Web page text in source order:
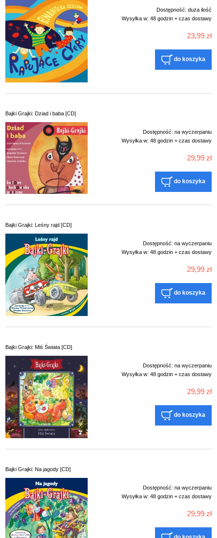
Dostępność: duża ilość
Wysyłka w: 48 godzin + czas dostawy
23,99 zł
do koszyka
Bajki Grajki: Dziad i baba [CD]
Dostępność: na wyczerpaniu
Wysyłka w: 48 godzin + czas dostawy
29,99 zł
do koszyka
Bajki Grajki: Leśny rajd [CD]
Dostępność: na wyczerpaniu
Wysyłka w: 48 godzin + czas dostawy
29,99 zł
do koszyka
Bajki Grajki: Miś Świata [CD]
Dostępność: na wyczerpaniu
Wysyłka w: 48 godzin + czas dostawy
29,99 zł
do koszyka
Bajki Grajki: Na jagody [CD]
Dostępność: na wyczerpaniu
Wysyłka w: 48 godzin + czas dostawy
29,99 zł